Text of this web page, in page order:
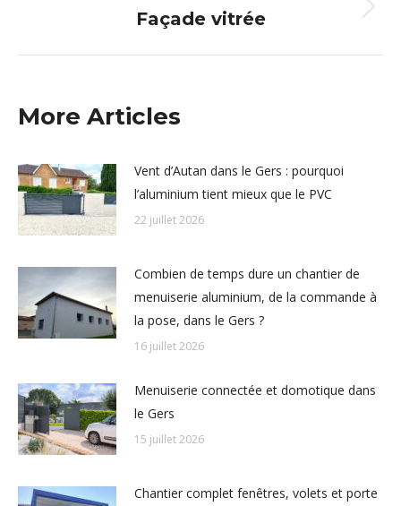
Article
Façade vitrée
More Articles
Vent d’Autan dans le Gers : pourquoi
l’aluminium tient mieux que le PVC
22 juillet 2026
Combien de temps dure un chantier de
menuiserie aluminium, de la commande à
la pose, dans le Gers ?
16 juillet 2026
Menuiserie connectée et domotique dans
le Gers
15 juillet 2026
Chantier complet fenêtres, volets et porte